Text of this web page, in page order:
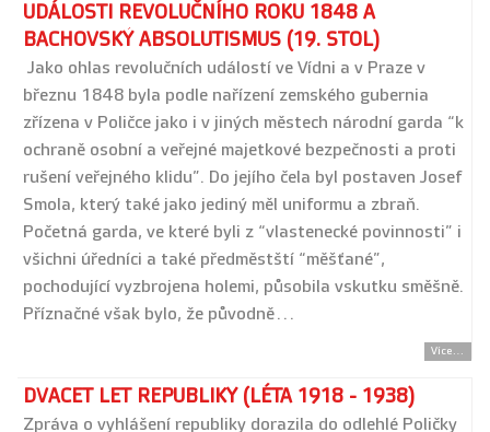
UDÁLOSTI REVOLUČNÍHO ROKU 1848 A
BACHOVSKÝ ABSOLUTISMUS (19. STOL)
Jako ohlas revolučních událostí ve Vídni a v Praze v
březnu 1848 byla podle nařízení zemského gubernia
zřízena v Poličce jako i v jiných městech národní garda “k
ochraně osobní a veřejné majetkové bezpečnosti a proti
rušení veřejného klidu”. Do jejího čela byl postaven Josef
Smola, který také jako jediný měl uniformu a zbraň.
Početná garda, ve které byli z “vlastenecké povinnosti” i
všichni úředníci a také předměstští “měšťané”,
pochodující vyzbrojena holemi, působila vskutku směšně.
Příznačné však bylo, že původně…
Více...
DVACET LET REPUBLIKY (LÉTA 1918 - 1938)
Zpráva o vyhlášení republiky dorazila do odlehlé Poličky